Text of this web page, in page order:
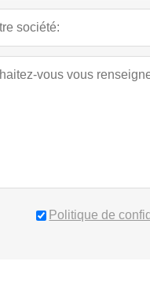
Politique de